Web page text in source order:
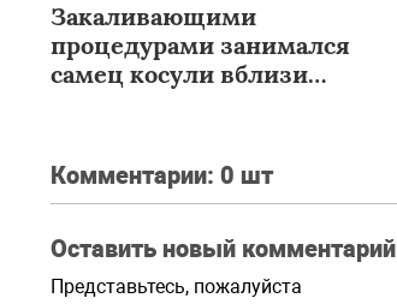
Закаливающими
процедурами занимался
самец косули вблизи
Комментарии: 0 шт
Оставить новый комментарий
Представьтесь, пожалуйста